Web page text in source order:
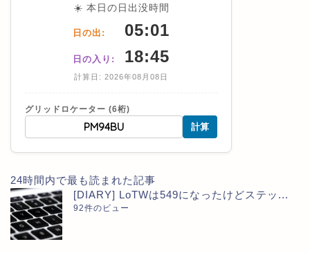
☀️ 本日の日出没時間
日の出: 05:01
日の入り: 18:45
計算日: 2026年08月08日
グリッドロケーター (6桁)
計算
24時間内で最も読まれた記事
[DIARY] LoTWは549になったけどステッ...
92件のビュー